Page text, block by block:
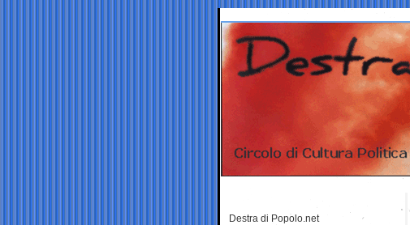
Destra di Popolo.net